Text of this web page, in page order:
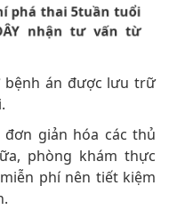
phá thai 5tuần tuổi
nhận tư vấn từ
bệnh án được lưu trữ
giản hóa các thủ
phòng khám thực
phí nên tiết kiệm